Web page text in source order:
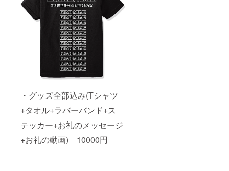
・グッズ全部込み(Tシャツ
+タオル+ラバーバンド+ス
テッカー+お礼のメッセージ
+お礼の動画) 10000円